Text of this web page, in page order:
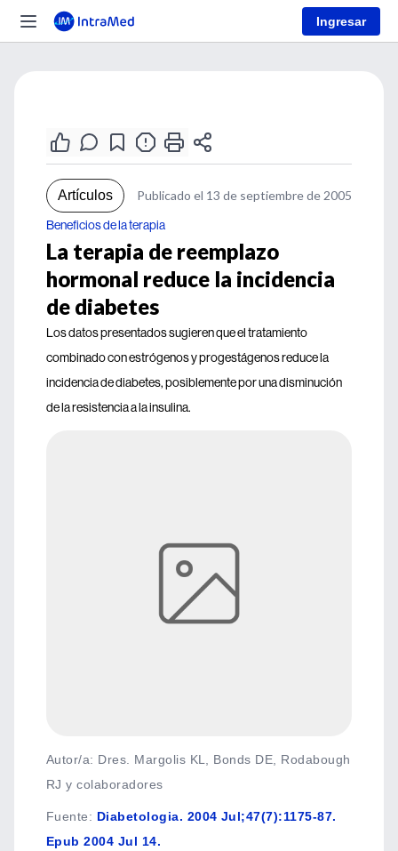
Ingresar
Artículos Publicado el 13 de septiembre de 2005
Beneficios de la terapia
La terapia de reemplazo
hormonal reduce la incidencia
de diabetes
Los datos presentados sugieren que el tratamiento
combinado con estrógenos y progestágenos reduce la
incidencia de diabetes, posiblemente por una disminución
de la resistencia a la insulina.
Autor/a: Dres. Margolis KL, Bonds DE, Rodabough
RJ y colaboradores
Fuente: Diabetologia. 2004 Jul;47(7):1175-87.
Epub 2004 Jul 14.